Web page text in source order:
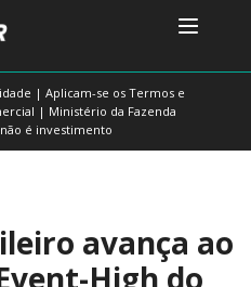
| Aplicam-se os Termos e
| Ministério da Fazenda
é investimento
avança ao
High do